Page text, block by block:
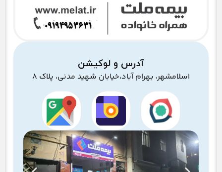
آدرس و لوکیشن
اسلامشهر، بهرام آباد،‌خیابان شهید مدنی، پلاک ۸